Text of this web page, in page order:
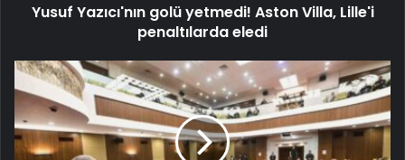
Yusuf Yazıcı'nın golü yetmedi! Aston Villa, Lille'i
penaltılarda eledi